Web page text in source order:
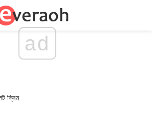
ad
ক্রিম